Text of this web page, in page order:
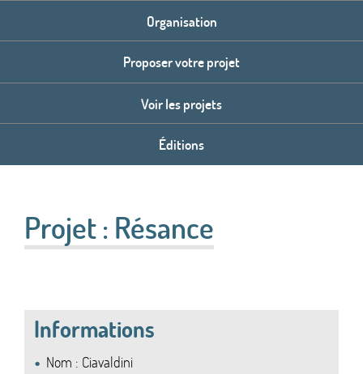
Organisation
Proposer votre projet
Voir les projets
Éditions
Projet : Résance
Informations
Nom : Ciavaldini